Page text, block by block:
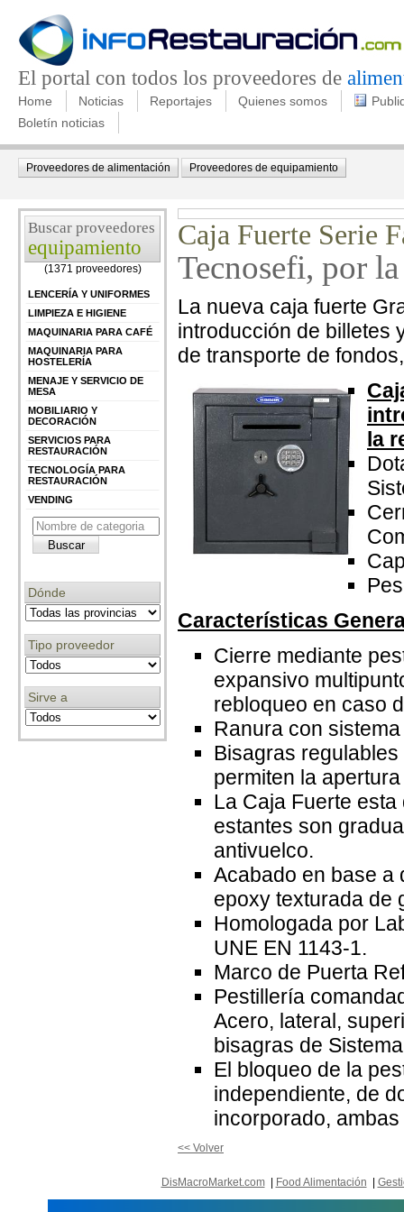
El portal con todos los proveedores de
Home Noticias Reportajes Quienes somos
Boletín noticias
Proveedores de alimentación Proveedores de equipamiento
Buscar proveedores
equipamiento
(1371 proveedores)
LENCERÍA Y UNIFORMES
LIMPIEZA E HIGIENE
MAQUINARIA PARA CAFÉ
MAQUINARIA PARA
HOSTELERÍA
MENAJE Y SERVICIO DE
MESA
MOBILIARIO Y
DECORACIÓN
SERVICIOS PARA
RESTAURACIÓN
TECNOLOGÍA PARA
RESTAURACIÓN
VENDING
Dónde
Tipo proveedor
Sirve a
Caja Fuerte Serie
Tecnosefi, por
La nueva caja fuerte
introducción de billetes
de transporte de
la
Características
Cierre mediante
expansivo
rebloqueo en caso
Ranura con
Bisagras
permiten la
La Caja Fuerte
estantes son
antivuelco.
Acabado en base a
epoxy texturada de
Homologada por
UNE EN 1143-1.
Marco de Puerta
Pestillería
Acero, lateral,
bisagras de
El bloqueo de la
independiente, de
incorporado,
<< Volver
DisMacroMarket.com| Food Alimentación